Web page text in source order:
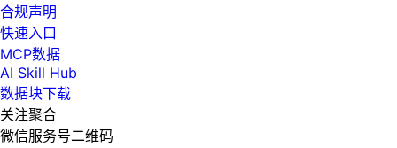
合规声明
快速入口
MCP数据
AI Skill Hub
数据块下载
关注聚合
微信服务号二维码